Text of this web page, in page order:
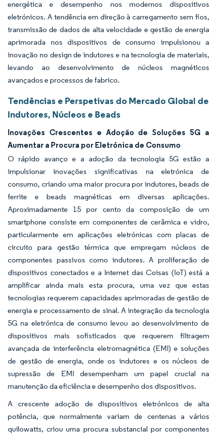
energética e desempenho nos modernos dispositivos
eletrónicos. A tendência em direção à carregamento sem fios,
transmissão de dados de alta velocidade e gestão de energia
aprimorada nos dispositivos de consumo impulsionou a
inovação no design de indutores e na tecnologia de materiais,
levando ao desenvolvimento de núcleos magnéticos
avançados e processos de fabrico.
Tendências e Perspetivas do Mercado Global de
Indutores, Núcleos e Beads
Inovações Crescentes e Adoção de Soluções 5G a
Aumentar a Procura por Eletrónica de Consumo
O rápido avanço e a adoção da tecnologia 5G estão a
impulsionar inovações significativas na eletrónica de
consumo, criando uma maior procura por indutores, beads de
ferrite e beads magnéticas em diversas aplicações.
Aproximadamente 15 por cento da composição de um
smartphone consiste em componentes de cerâmica e vidro,
particularmente em aplicações eletrónicas com placas de
circuito para gestão térmica que empregam núcleos de
componentes passivos como indutores. A proliferação de
dispositivos conectados e a Internet das Coisas (IoT) está a
amplificar ainda mais esta procura, uma vez que estas
tecnologias requerem capacidades aprimoradas de gestão de
energia e processamento de sinal. A integração da tecnologia
5G na eletrónica de consumo levou ao desenvolvimento de
dispositivos mais sofisticados que requerem filtragem
avançada de interferência eletromagnética (EMI) e soluções
de gestão de energia, onde os indutores e os núcleos de
supressão de EMI desempenham um papel crucial na
manutenção da eficiência e desempenho dos dispositivos.
A crescente adoção de dispositivos eletrónicos de alta
potência, que normalmente variam de centenas a vários
quilowatts, criou uma procura substancial por componentes